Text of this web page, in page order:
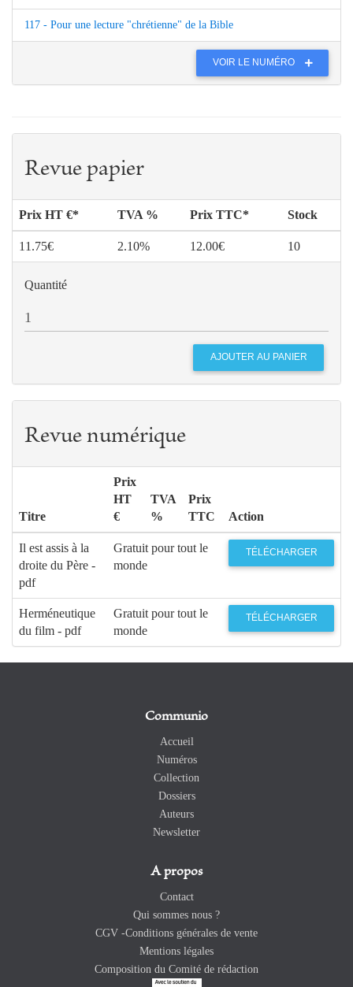
117 - Pour une lecture "chrétienne" de la Bible
VOIR LE NUMÉRO
Revue papier
Prix HT €* TVA % Prix TTC* Stock
11.75€ 2.10% 12.00€ 10
Quantité
Revue numérique
Titre
Prix
HT
€
TVA
%
Prix
TTC
Action
Il est assis à la
droite du Père -
pdf
Gratuit pour tout le
monde
TÉLÉCHARGER
Herméneutique
du film - pdf
Gratuit pour tout le
monde
TÉLÉCHARGER
Communio
Accueil
Numéros
Collection
Dossiers
Auteurs
Newsletter
A propos
Contact
Qui sommes nous ?
CGV -Conditions générales de vente
Mentions légales
Composition du Comité de rédaction